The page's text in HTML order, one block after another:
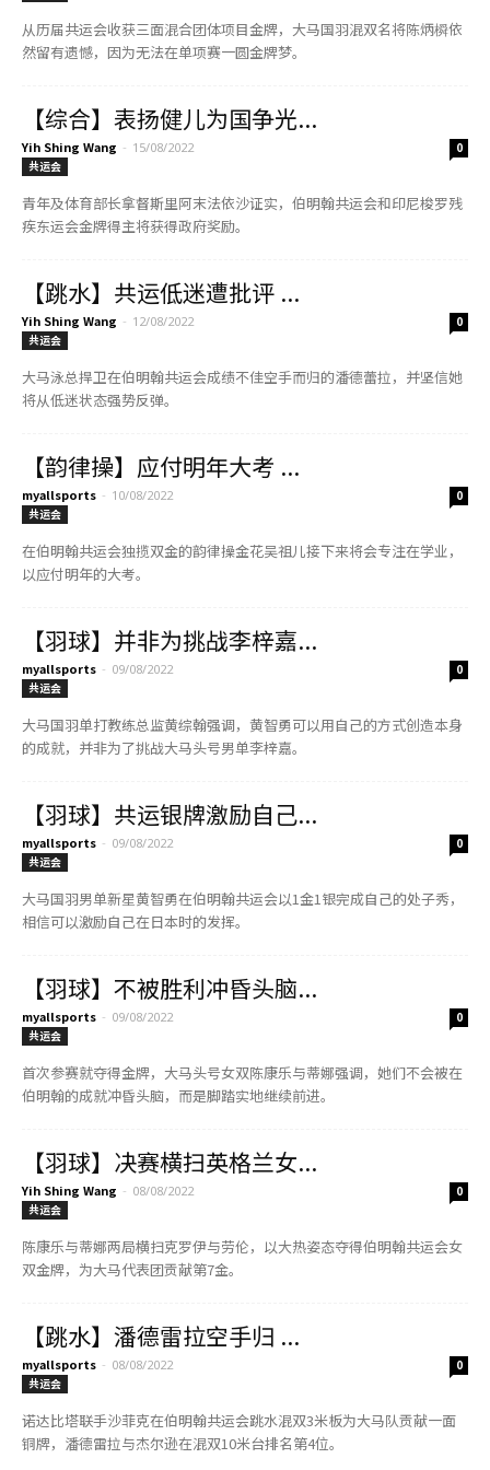
从历届共运会收获三面混合团体项目金牌，大马国羽混双名将陈炳橓依
然留有遗憾，因为无法在单项赛一圆金牌梦。
【综合】表扬健儿为国争光...
Yih Shing Wang - 15/08/2022
0
共运会
青年及体育部长拿督斯里阿末法依沙证实，伯明翰共运会和印尼梭罗残
疾东运会金牌得主将获得政府奖励。
【跳水】共运低迷遭批评 ...
Yih Shing Wang - 12/08/2022
0
共运会
大马泳总捍卫在伯明翰共运会成绩不佳空手而归的潘德蕾拉，并坚信她
将从低迷状态强势反弹。
【韵律操】应付明年大考 ...
myallsports - 10/08/2022
0
共运会
在伯明翰共运会独揽双金的韵律操金花吴祖儿接下来将会专注在学业，
以应付明年的大考。
【羽球】并非为挑战李梓嘉...
myallsports - 09/08/2022
0
共运会
大马国羽单打教练总监黄综翰强调，黄智勇可以用自己的方式创造本身
的成就，并非为了挑战大马头号男单李梓嘉。
【羽球】共运银牌激励自己...
myallsports - 09/08/2022
0
共运会
大马国羽男单新星黄智勇在伯明翰共运会以1金1银完成自己的处子秀，
相信可以激励自己在日本时的发挥。
【羽球】不被胜利冲昏头脑...
myallsports - 09/08/2022
0
共运会
首次参赛就夺得金牌，大马头号女双陈康乐与蒂娜强调，她们不会被在
伯明翰的成就冲昏头脑，而是脚踏实地继续前进。
【羽球】决赛横扫英格兰女...
Yih Shing Wang - 08/08/2022
0
共运会
陈康乐与蒂娜两局横扫克罗伊与劳伦，以大热姿态夺得伯明翰共运会女
双金牌，为大马代表团贡献第7金。
【跳水】潘德雷拉空手归 ...
myallsports - 08/08/2022
0
共运会
诺达比塔联手沙菲克在伯明翰共运会跳水混双3米板为大马队贡献一面
铜牌，潘德雷拉与杰尔逊在混双10米台排名第4位。